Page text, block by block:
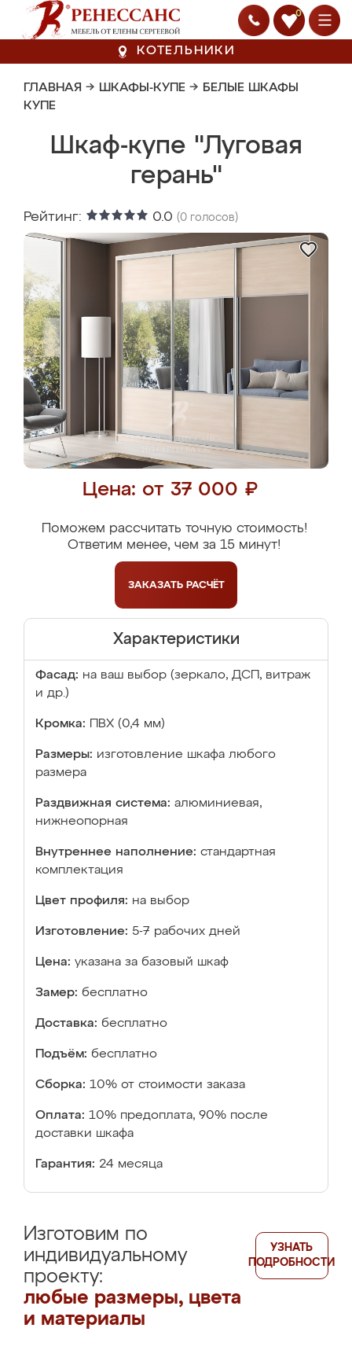
0
КОТЕЛЬНИКИ
ГЛАВНАЯ → ШКАФЫ-КУПЕ → БЕЛЫЕ ШКАФЫ
КУПЕ
Шкаф-купе "Луговая
герань"
Рейтинг: 0.0 (0 голосов)
Цена: от 37 000 ₽
Поможем рассчитать точную стоимость!
Ответим менее, чем за 15 минут!
ЗАКАЗАТЬ РАСЧЁТ
Характеристики
Фасад: на ваш выбор (зеркало, ДСП, витраж
и др.)
Кромка: ПВХ (0,4 мм)
Размеры: изготовление шкафа любого
размера
Раздвижная система: алюминиевая,
нижнеопорная
Внутреннее наполнение: стандартная
комплектация
Цвет профиля: на выбор
Изготовление: 5-7 рабочих дней
Цена: указана за базовый шкаф
Замер: бесплатно
Доставка: бесплатно
Подъём: бесплатно
Сборка: 10% от стоимости заказа
Оплата: 10% предоплата, 90% после
доставки шкафа
Гарантия: 24 месяца
Изготовим по
индивидуальному
проекту:
любые размеры, цвета
и материалы
УЗНАТЬ
ПОДРОБНОСТИ